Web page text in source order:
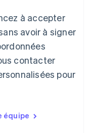
à accepter
avoir à signer
contacter
pour
équipe